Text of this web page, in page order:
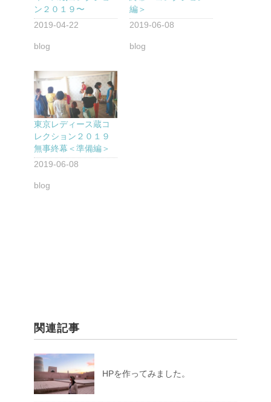
ン２０１９〜
2019-04-22
blog
編＞
2019-06-08
blog
東京レディース蔵コ
レクション２０１９
無事終幕＜準備編＞
2019-06-08
blog
関連記事
HPを作ってみました。